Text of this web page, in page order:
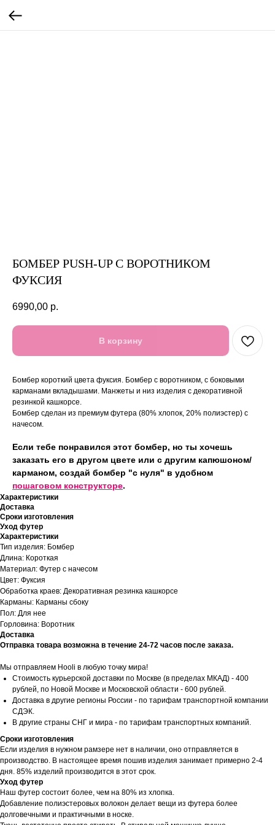
БОМБЕР PUSH-UP С ВОРОТНИКОМ
ФУКСИЯ
6990,00 р.
В корзину
Бомбер короткий цвета фуксия. Бомбер с воротником, с боковыми
карманами вкладышами. Манжеты и низ изделия с декоративной
резинкой кашкорсе.
Бомбер сделан из премиум футера (80% хлопок, 20% полиэстер) с
начесом.
Если тебе понравился этот бомбер, но ты хочешь
заказать его в другом цвете или с другим капюшоном/
карманом, создай бомбер "с нуля" в удобном
пошаговом конструкторе.
Характеристики
Доставка
Сроки изготовления
Уход футер
Характеристики
Тип изделия: Бомбер
Длина: Короткая
Материал: Футер с начесом
Цвет: Фуксия
Обработка краев: Декоративная резинка кашкорсе
Карманы: Карманы сбоку
Пол: Для нее
Горловина: Воротник
Доставка
Отправка товара возможна в течение 24-72 часов после заказа.
Мы отправляем Hooli в любую точку мира!
Стоимость курьерской доставки по Москве (в пределах МКАД) - 400
рублей, по Новой Москве и Московской области - 600 рублей.
Доставка в другие регионы России - по тарифам транспортной компании
СДЭК.
В другие страны СНГ и мира - по тарифам транспортных компаний.
Сроки изготовления
Если изделия в нужном рамзере нет в наличии, оно отправляется в
производство. В настоящее время пошив изделия занимает примерно 2-4
дня. 85% изделий производится в этот срок.
Уход футер
Наш футер состоит более, чем на 80% из хлопка.
Добавление полиэстеровых волокон делает вещи из футера более
долговечными и практичными в носке.